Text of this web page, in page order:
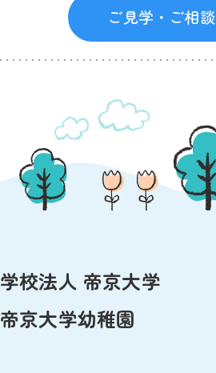
ご見学・ご相談
学校法人 帝京大学
帝京大学幼稚園